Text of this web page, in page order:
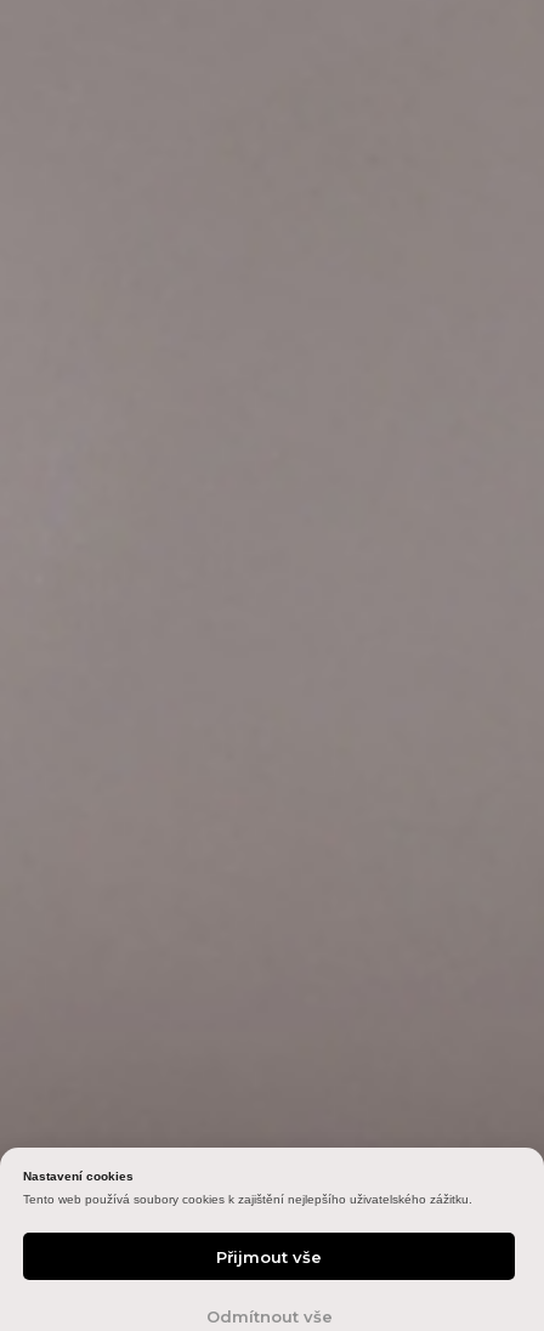
Nastavení cookies
Tento web používá soubory cookies k zajištění nejlepšího uživatelského zážitku.
Přijmout vše
Odmítnout vše